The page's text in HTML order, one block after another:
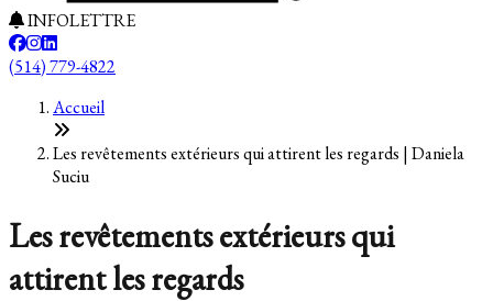
INFOLETTRE
(514) 779-4822
Accueil
Les revêtements extérieurs qui attirent les regards | Daniela
Suciu
Les revêtements extérieurs qui
attirent les regards